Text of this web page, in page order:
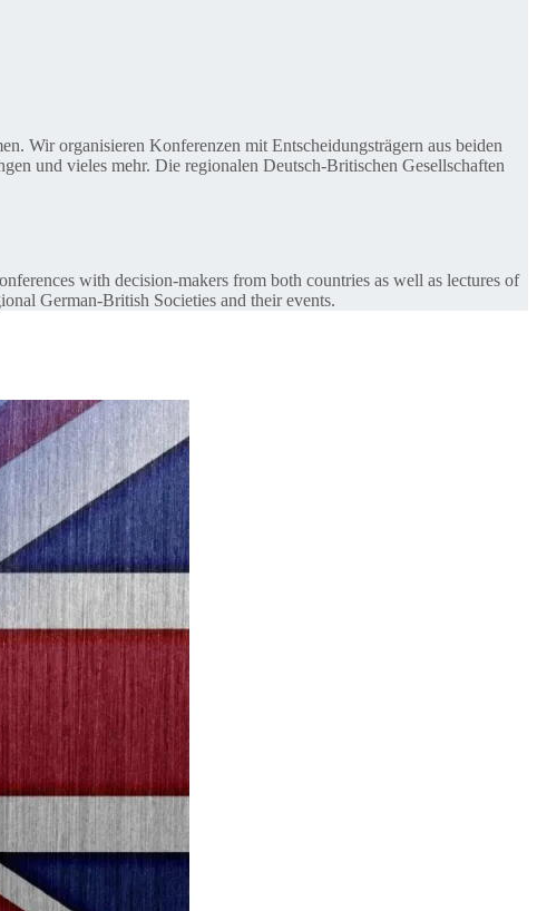
Wir organisieren Konferenzen mit Entscheidungsträgern aus beiden
und vieles mehr. Die regionalen Deutsch-Britischen Gesellschaften
with decision-makers from both countries as well as lectures of
German-British Societies and their events.